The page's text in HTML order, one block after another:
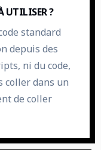
UTILISER ?
standard
depuis des
ni du code,
coller dans un
de coller